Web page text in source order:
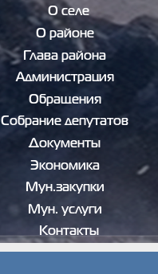
О селе
О районе
Глава района
Администрация
Обращения
Собрание депутатов
Документы
Экономика
Мун.закупки
Мун. услуги
Контакты